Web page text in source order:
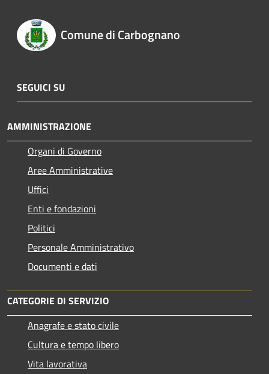
Comune di Carbognano
SEGUICI SU
AMMINISTRAZIONE
Organi di Governo
Aree Amministrative
Uffici
Enti e fondazioni
Politici
Personale Amministrativo
Documenti e dati
CATEGORIE DI SERVIZIO
Anagrafe e stato civile
Cultura e tempo libero
Vita lavorativa